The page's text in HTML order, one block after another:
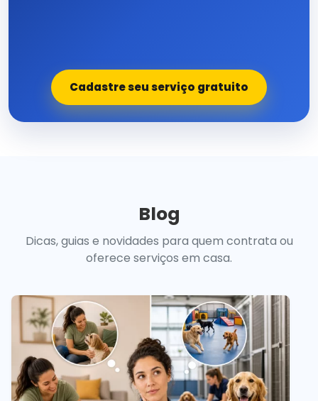
Cadastre seu serviço gratuito
Blog
Dicas, guias e novidades para quem contrata ou
oferece serviços em casa.